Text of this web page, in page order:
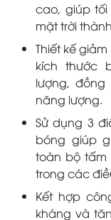
cao, giúp
mặt trời
Thiết kế
kích thước
lượng,
năng lượng.
Sử dụng 3
bóng giúp
toàn bộ tấm
trong các
Kết hợp
kháng và